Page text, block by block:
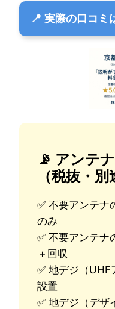
📍 実際の口コミ
📡 アンテ
（税抜・別
✅ 不要アンテナ
のみ
✅ 不要アンテナ
＋回収
✅ 地デジ（UHF
設置
✅ 地デジ（デザ